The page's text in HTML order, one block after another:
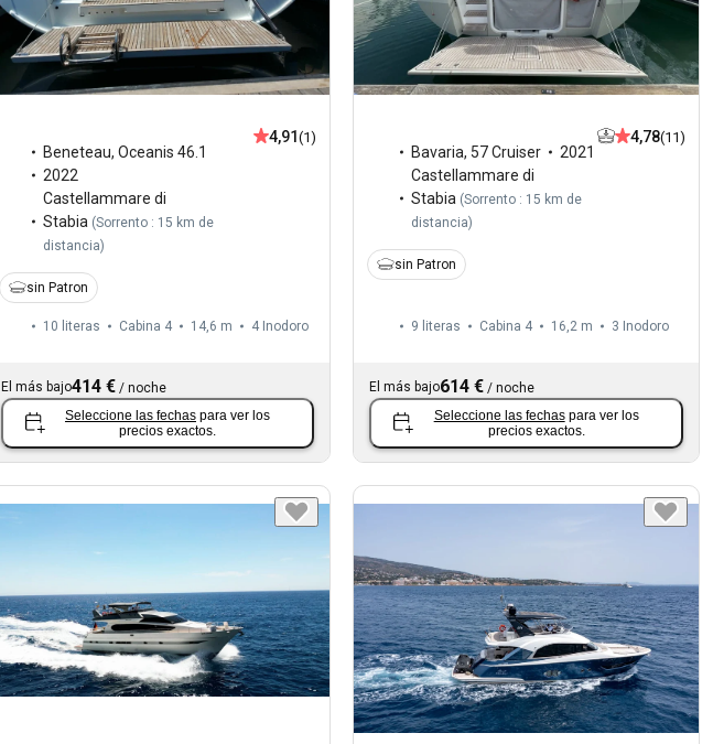
Beneteau, Oceanis 46.1
2022
Castellammare di
Stabia (Sorrento : 15 km de
distancia)
4,91(1)
sin Patron
10 literas Cabina 4 14,6 m 4 Inodoro
El más bajo414 €/ noche
Seleccione las fechas para ver los
precios exactos.
Bavaria, 57 Cruiser
2021
Castellammare di
Stabia (Sorrento : 15 km de
distancia)
4,78(11)
sin Patron
9 literas Cabina 4 16,2 m 3 Inodoro
El más bajo614 € /noche
Seleccione las fechas para ver los
precios exactos.